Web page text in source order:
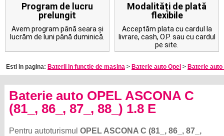
Program de lucru
prelungit
Avem program până seara și
lucrăm de luni până duminică.
Modalități de plată
flexibile
Acceptăm plata cu cardul la
livrare, cash, O.P. sau cu cardul
pe site.
Esti in pagina: Baterii in functie de masina > Baterie auto Opel > Baterie auto
Baterie auto OPEL ASCONA C
(81_, 86_, 87_, 88_) 1.8 E
Pentru autoturismulOPEL ASCONA C (81_, 86_, 87_,